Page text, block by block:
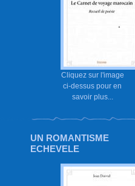
Cliquez sur l'image
ci-dessus pour en
savoir plus...
UN ROMANTISME
ECHEVELE